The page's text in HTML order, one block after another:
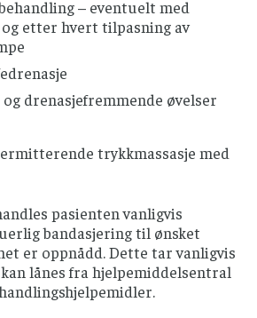
som tas på flere
på armen eller benet. Det
kompresjonsklasser, men
oftest klasse I og II. Strømpen
uten å være ubehagelig. Det
seg til en
Noen velger å bruke
mens andre bruker den
natten (5). Ved lymfødem i
eller panty hjelpe.
eller penis kan man
tubigrip eller sykkelbukse.
– eventuelt med
etter hvert tilpasning av
drenasjefremmende øvelser
trykkmassasje med
pasienten vanligvis
bandasjering til ønsket
er oppnådd. Dette tar vanligvis
lånes fra hjelpemiddelsentral